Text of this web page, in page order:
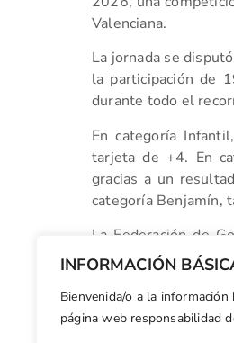
INFORMACIÓN
Bienvenida/o a la
página web responsabilidad
Valenciana.
La jornada se
la participación de
durante todo el
En categoría
tarjeta de +4. En
gracias a un
categoría Benjamín,
La Federación de
participantes por
colaboración en el
X